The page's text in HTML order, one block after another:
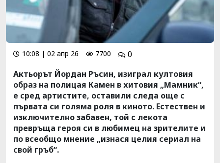
10:08 | 02 апр 26 7700
0
Актьорът Йордан Ръсин, изиграл култовия
образ на полицая Камен в хитовия „Мамник“,
е сред артистите, оставили следа още с
първата си голяма роля в киното. Естествен и
изключително забавен, той с лекота
превръща героя си в любимец на зрителите и
по всеобщо мнение „изнася целия сериал на
свой гръб“.